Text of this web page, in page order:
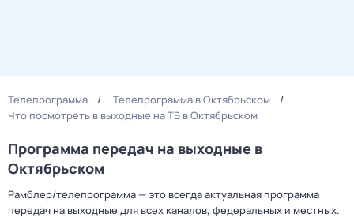
Телепрограмма
Телепрограмма в Октябрьском
Что посмотреть в выходные на ТВ в Октябрьском
Программа передач на выходные в
Октябрьском
Рамблер/телепрограмма — это всегда актуальная программа
передач на выходные для всех каналов, федеральных и местных.